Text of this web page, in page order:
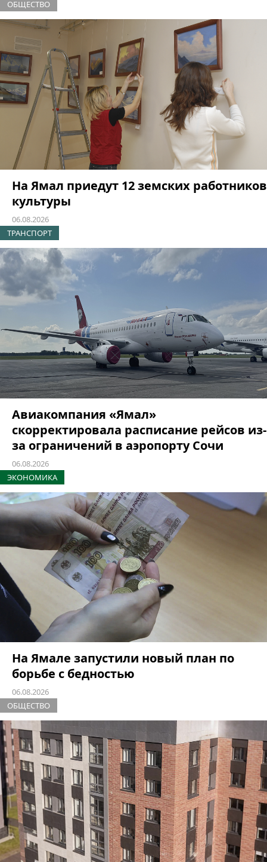
ОБЩЕСТВО
На Ямал приедут 12 земских работников
культуры
06.08.2026
ТРАНСПОРТ
Авиакомпания «Ямал»
скорректировала расписание рейсов из-
за ограничений в аэропорту Сочи
06.08.2026
ЭКОНОМИКА
На Ямале запустили новый план по
борьбе с бедностью
06.08.2026
ОБЩЕСТВО